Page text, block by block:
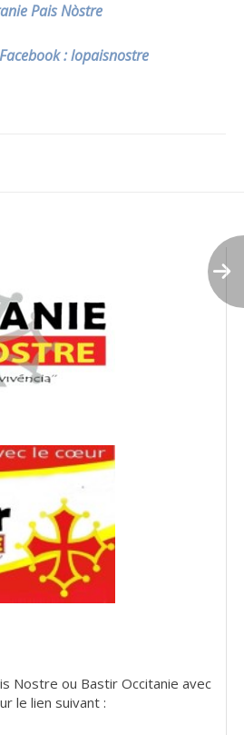
Pais Nòstre
Facebook : lopaisnostre
Nostre ou Bastir Occitanie avec
le lien suivant :